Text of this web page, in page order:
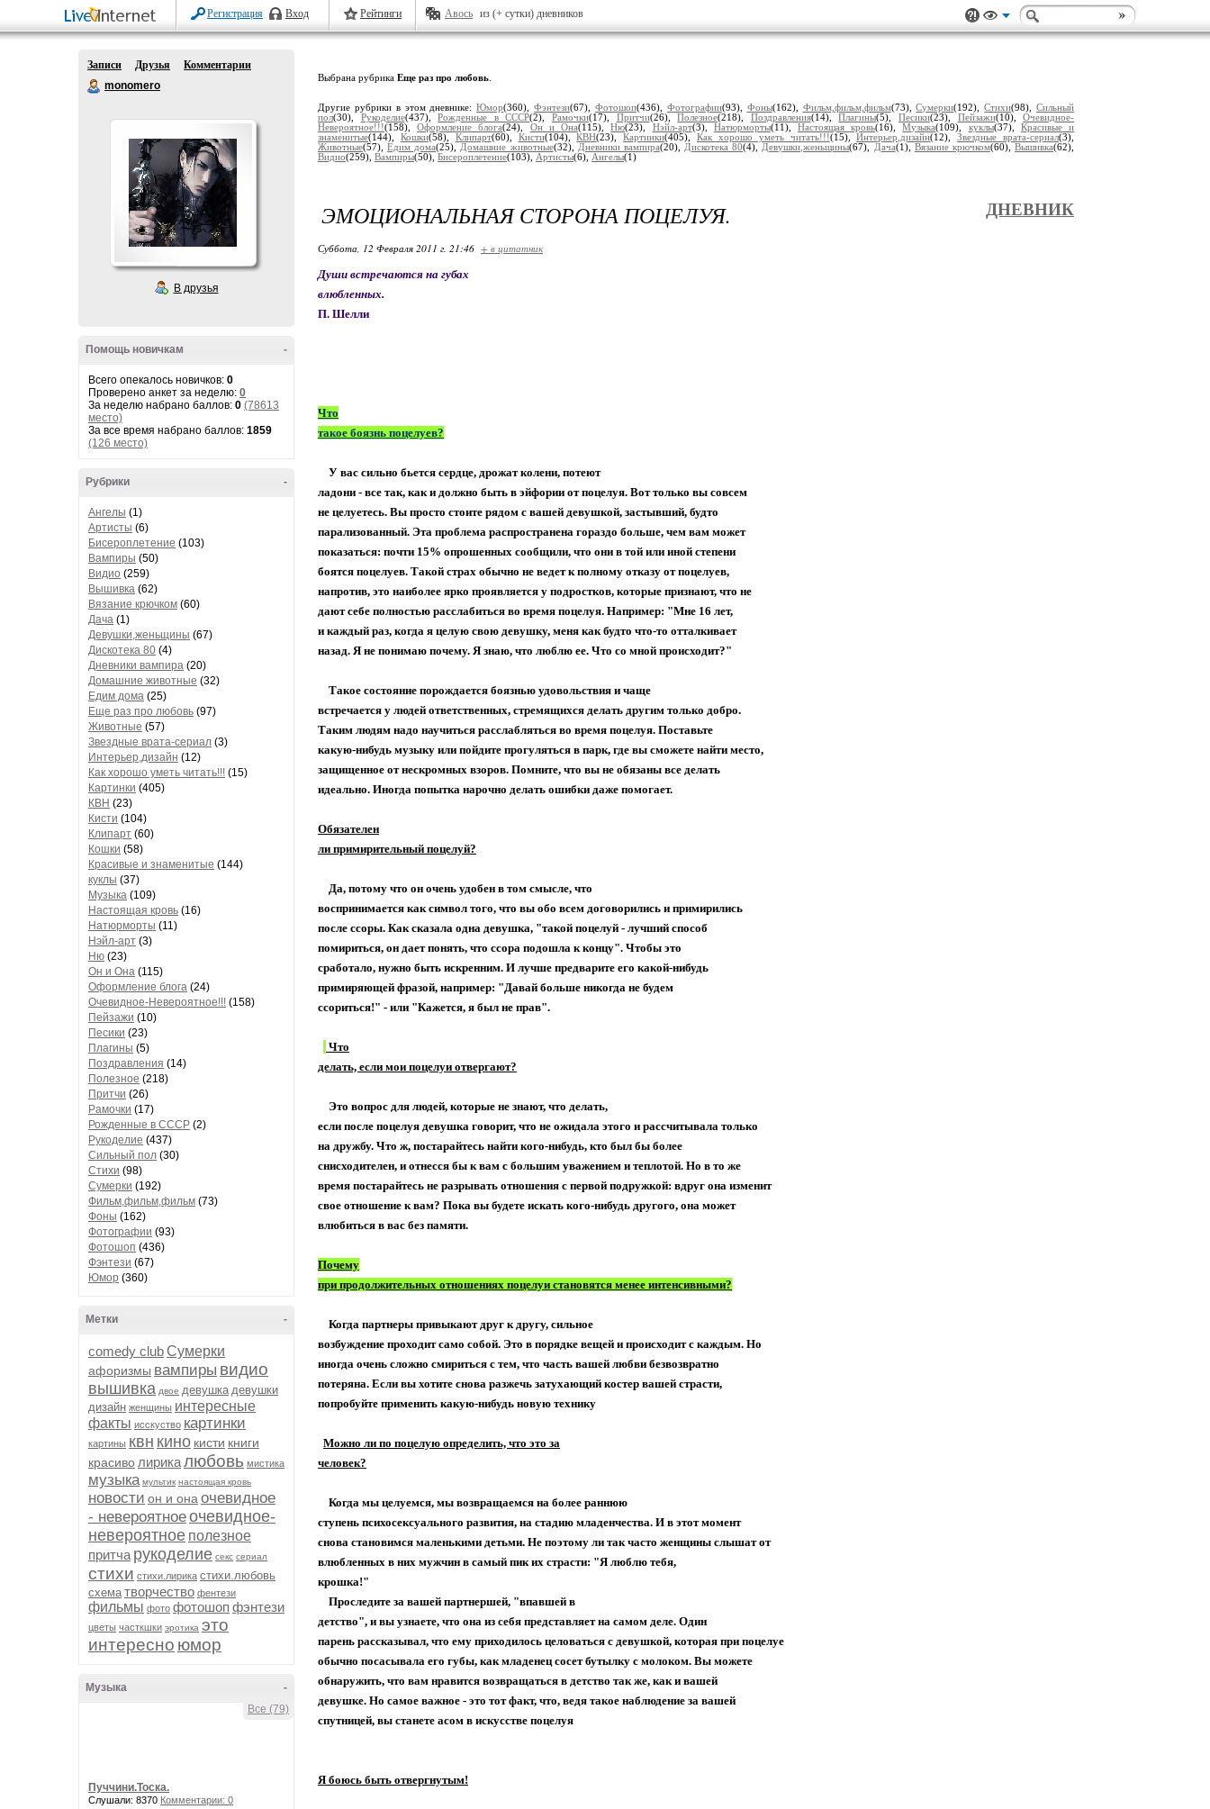
Регистрация Вход Рейтинги Авось из (+ сутки) дневников
Записи Друзья
Комментарии
monomero
В друзья
-
Помощь новичкам
Всего опекалось новичков: 0
Проверено анкет за неделю: 0
За неделю набрано баллов: 0 (78613
место)
За все время набрано баллов: 1859
(126 место)
-
Рубрики
Ангелы (1)
Артисты (6)
Бисероплетение (103)
Вампиры (50)
Видио (259)
Вышивка (62)
Вязание крючком (60)
Дача (1)
Девушки,женьщины (67)
Дискотека 80 (4)
Дневники вампира (20)
Домашние животные (32)
Едим дома (25)
Еще раз про любовь (97)
Животные (57)
Звездные врата-сериал (3)
Интерьер,дизайн (12)
Как хорошо уметь читать!!! (15)
Картинки (405)
КВН (23)
Кисти (104)
Клипарт (60)
Кошки (58)
Красивые и знаменитые (144)
куклы (37)
Музыка (109)
Настоящая кровь (16)
Натюрморты (11)
Нэйл-арт (3)
Ню (23)
Он и Она (115)
Оформление блога (24)
Очевидное-Невероятное!!! (158)
Пейзажи (10)
Песики (23)
Плагины (5)
Поздравления (14)
Полезное (218)
Притчи (26)
Рамочки (17)
Рожденные в СССР (2)
Рукоделие (437)
Сильный пол (30)
Стихи (98)
Сумерки (192)
Фильм,фильм,фильм (73)
Фоны (162)
Фотографии (93)
Фотошоп (436)
Фэнтези (67)
Юмор (360)
-
Метки
comedy clubСумерки
афоризмы вампиры видио
вышивка двое девушка девушки
дизайн женщины интересные
факты исскуство картинки
картины квн кино кисти книги
красиво лирикалюбовь мистика
музыка мультик настоящая кровь
новости он и она очевидное
- невероятноеочевидное-
невероятное полезное
притча рукоделие секс сериал
стихи стихи.лирика стихи.любовь
схема творчество фентези
фильмы фото фотошоп фэнтези
цветы часткшки эротика это
интересно юмор
-
Музыка
Все (79)
Пуччини.Тоска.
Слушали: 8370 Комментарии: 0
Выбрана рубрика Еще раз про любовь
Другие рубрики в этом дневнике:Юмор(360),Фэнтези(67), Фотошоп(436), Фотографии(93), Фоны(162), Фильм,фильм,фильм(73),Сумерки(192),Стихи(98),Сильный
пол(30), Рукоделие(437),Рожденные в СССР(2), Рамочки(17), Притчи(26),Полезное(218), Поздравления(14),Плагины(5), Песики(23), Пейзажи(10),Очевидное-
Невероятное!!!(158),Оформление блога(24), Он и Она(115),Ню(23), Нэйл-арт(3), Натюрморты(11), Настоящая кровь(16),Музыка(109), куклы(37), Красивые и
знаменитые(144), Кошки(58), Клипарт(60), Кисти(104),КВН(23),Картинки(405),Как хорошо уметь читать!!!(15),Интерьер,дизайн(12),Звездные врата-сериал(3),
Животные(57),Едим дома(25), Домашние животные(32), Дневники вампира(20), Дискотека 80(4), Девушки,женьщины(67), Дача(1), Вязание крючком(60),Вышивка(62),
Видио(259), Вампиры(50), Бисероплетение(103), Артисты(6), Ангелы(1)
ЭМОЦИОНАЛЬНАЯ СТОРОНА ПОЦЕЛУЯ. ДНЕВНИК
Суббота, 12 Февраля 2011 г. 21:46 + в цитатник
Души встречаются на губах
влюбленных.
П. Шелли
Что
такое боязнь поцелуев?
У вас сильно бьется сердце, дрожат колени, потеют
ладони - все так, как и должно быть в эйфории от поцелуя. Вот только вы совсем
не целуетесь. Вы просто стоите рядом с вашей девушкой, застывший, будто
парализованный. Эта проблема распространена гораздо больше, чем вам может
показаться: почти 15% опрошенных сообщили, что они в той или иной степени
боятся поцелуев. Такой страх обычно не ведет к полному отказу от поцелуев,
напротив, это наиболее ярко проявляется у подростков, которые признают, что не
дают себе полностью расслабиться во время поцелуя. Например: "Мне 16 лет,
и каждый раз, когда я целую свою девушку, меня как будто что-то отталкивает
назад. Я не понимаю почему. Я знаю, что люблю ее. Что со мной происходит?"
Такое состояние порождается боязнью удовольствия и чаще
встречается у людей ответственных, стремящихся делать другим только добро.
Таким людям надо научиться расслабляться во время поцелуя. Поставьте
какую-нибудь музыку или пойдите прогуляться в парк, где вы сможете найти место,
защищенное от нескромных взоров. Помните, что вы не обязаны все делать
идеально. Иногда попытка нарочно делать ошибки даже помогает.
Обязателен
ли примирительный поцелуй?
Да, потому что он очень удобен в том смысле, что
воспринимается как символ того, что вы обо всем договорились и примирились
после ссоры. Как сказала одна девушка, "такой поцелуй - лучший способ
помириться, он дает понять, что ссора подошла к концу". Чтобы это
сработало, нужно быть искренним. И лучше предварите его какой-нибудь
примиряющей фразой, например: "Давай больше никогда не будем
ссориться!" - или "Кажется, я был не прав".
Что
делать, если мои поцелуи отвергают?
Это вопрос для людей, которые не знают, что делать,
если после поцелуя девушка говорит, что не ожидала этого и рассчитывала только
на дружбу. Что ж, постарайтесь найти кого-нибудь, кто был бы более
снисходителен, и отнесся бы к вам с большим уважением и теплотой. Но в то же
время постарайтесь не разрывать отношения с первой подружкой: вдруг она изменит
свое отношение к вам? Пока вы будете искать кого-нибудь другого, она может
влюбиться в вас без памяти.
Почему
при продолжительных отношениях поцелуи становятся менее интенсивными?
Когда партнеры привыкают друг к другу, сильное
возбуждение проходит само собой. Это в порядке вещей и происходит с каждым. Но
иногда очень сложно смириться с тем, что часть вашей любви безвозвратно
потеряна. Если вы хотите снова разжечь затухающий костер вашей страсти,
попробуйте применить какую-нибудь новую технику
Можно ли по поцелую определить, что это за
человек?
Когда мы целуемся, мы возвращаемся на более раннюю
ступень психосексуального развития, на стадию младенчества. И в этот момент
снова становимся маленькими детьми. Не поэтому ли так часто женщины слышат от
влюбленных в них мужчин в самый пик их страсти: "Я люблю тебя,
крошка!"
Проследите за вашей партнершей, "впавшей в
детство", и вы узнаете, что она из себя представляет на самом деле. Один
парень рассказывал, что ему приходилось целоваться с девушкой, которая при поцелуе
обычно посасывала его губы, как младенец сосет бутылку с молоком. Вы можете
обнаружить, что вам нравится возвращаться в детство так же, как и вашей
девушке. Но самое важное - это тот факт, что, ведя такое наблюдение за вашей
спутницей, вы станете асом в искусстве поцелуя
Я боюсь быть отвергнутым!